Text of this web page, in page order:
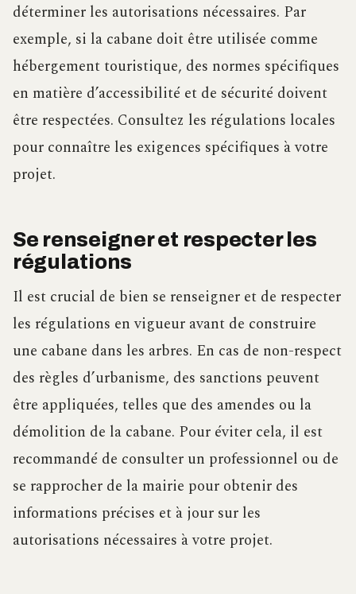
déterminer les autorisations nécessaires. Par
exemple, si la cabane doit être utilisée comme
hébergement touristique, des normes spécifiques
en matière d’accessibilité et de sécurité doivent
être respectées. Consultez les régulations locales
pour connaître les exigences spécifiques à votre
projet.
Se renseigner et respecter les
régulations
Il est crucial de bien se renseigner et de respecter
les régulations en vigueur avant de construire
une cabane dans les arbres. En cas de non-respect
des règles d’urbanisme, des sanctions peuvent
être appliquées, telles que des amendes ou la
démolition de la cabane. Pour éviter cela, il est
recommandé de consulter un professionnel ou de
se rapprocher de la mairie pour obtenir des
informations précises et à jour sur les
autorisations nécessaires à votre projet.